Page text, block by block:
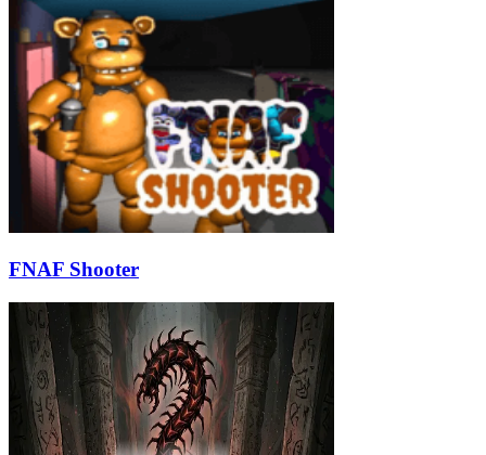
FNAF Shooter